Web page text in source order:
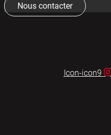
Nous contacter
Icon-icon9